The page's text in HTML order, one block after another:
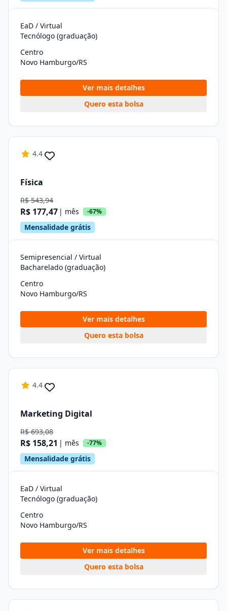
EaD / Virtual
Tecnólogo (graduação)
Centro
Novo Hamburgo/RS
Ver mais detalhes
Quero esta bolsa
4.4
Física
R$ 543,94
R$ 177,47 | mês -67%
Mensalidade grátis
Semipresencial / Virtual
Bacharelado (graduação)
Centro
Novo Hamburgo/RS
Ver mais detalhes
Quero esta bolsa
4.4
Marketing Digital
R$ 693,08
R$ 158,21 | mês -77%
Mensalidade grátis
EaD / Virtual
Tecnólogo (graduação)
Centro
Novo Hamburgo/RS
Ver mais detalhes
Quero esta bolsa